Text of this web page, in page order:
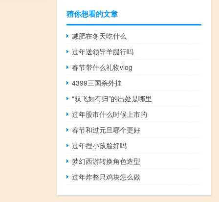
猜你想看的文章
减肥在冬天吃什么
过年送领导羊腿行吗
春节带什么礼物vlog
4399三国杀外挂
“双飞如有归”的出处是哪里
过年股市什么时候上市的
春节和过元旦哪个更好
过年捏小孩脸好吗
梦幻西游转换角色造型
过年炸整只鸡块怎么做